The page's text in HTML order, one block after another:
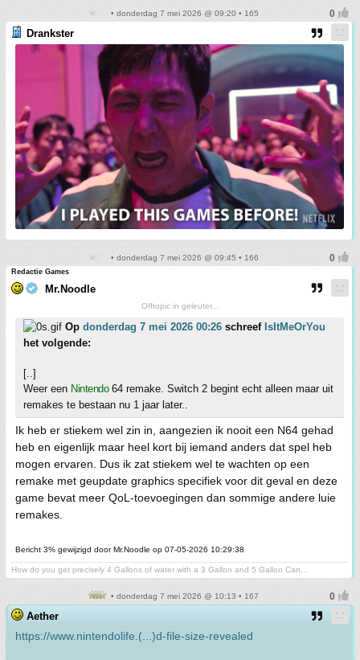
• donderdag 7 mei 2026 @ 09:20 • 165
Drankster
• donderdag 7 mei 2026 @ 09:45 • 166
Redactie Games
Mr.Noodle
Offtopic in geleuter...
Op donderdag 7 mei 2026 00:26 schreef IsItMeOrYou
het volgende:
[..]
Weer een Nintendo64 remake. Switch 2 begint echt alleen maar uit
remakes te bestaan nu 1 jaar later..
Ik heb er stiekem wel zin in, aangezien ik nooit een N64 gehad
heb en eigenlijk maar heel kort bij iemand anders dat spel heb
mogen ervaren. Dus ik zat stiekem wel te wachten op een
remake met geupdate graphics specifiek voor dit geval en deze
game bevat meer QoL-toevoegingen dan sommige andere luie
remakes.
Bericht 3% gewijzigd door Mr.Noodle op 07-05-2026 10:29:38
How do you get precisely 4 Gallons of water with a 3 Gallon and 5 Gallon Can...
• donderdag 7 mei 2026 @ 10:13 • 167
Aether
https://www.nintendolife.(...)d-file-size-revealed